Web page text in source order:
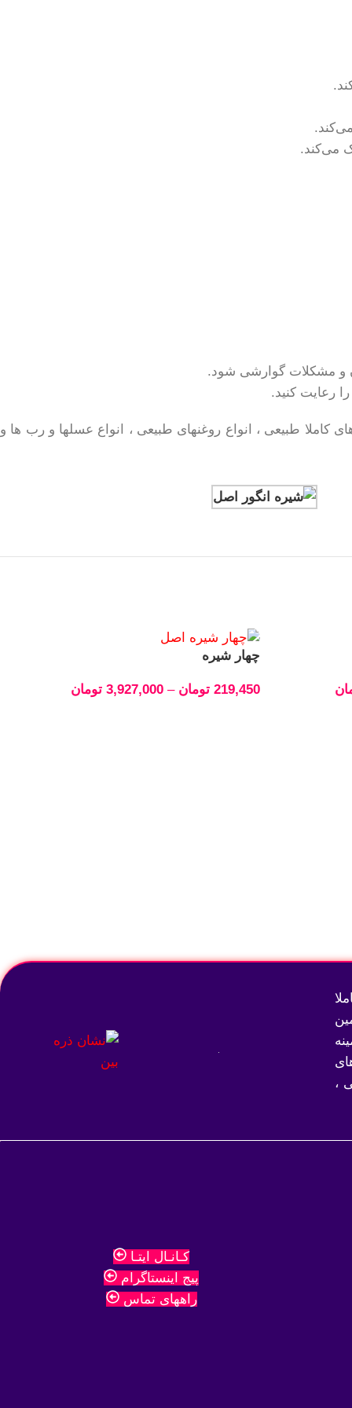
می‌کند.
و مشکلات گوارشی شود.
رعایت کنید.
کاملا طبیعی ، انواع روغنهای طبیعی ، انواع عسلها و رب ها و
چهار شیره
219,450 تومان –
3,927,000 تومان
،
کـانـال ایتـا
پیج اینستاگرام
راههای تماس